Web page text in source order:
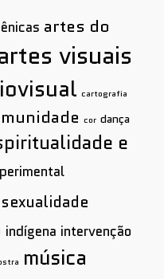
artes do
visuais
cartografia
cor dança
e
indígena intervenção
música